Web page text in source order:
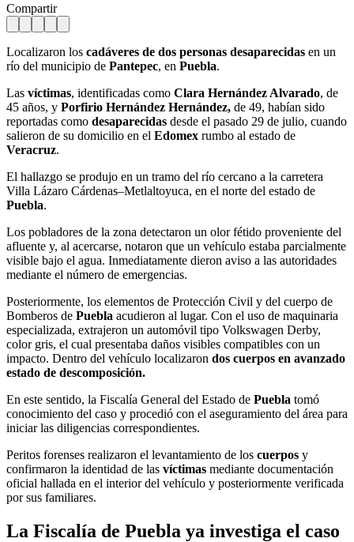
Compartir
Localizaron los cadáveres de dos personas desaparecidas en un
río del municipio de Pantepec, en Puebla.
Las víctimas, identificadas como Clara Hernández Alvarado, de
45 años, y Porfirio Hernández Hernández, de 49, habían sido
reportadas como desaparecidas desde el pasado 29 de julio, cuando
salieron de su domicilio en el Edomex rumbo al estado de
Veracruz.
El hallazgo se produjo en un tramo del río cercano a la carretera
Villa Lázaro Cárdenas–Metlaltoyuca, en el norte del estado de
Puebla.
Los pobladores de la zona detectaron un olor fétido proveniente del
afluente y, al acercarse, notaron que un vehículo estaba parcialmente
visible bajo el agua. Inmediatamente dieron aviso a las autoridades
mediante el número de emergencias.
Posteriormente, los elementos de Protección Civil y del cuerpo de
Bomberos de Puebla acudieron al lugar. Con el uso de maquinaria
especializada, extrajeron un automóvil tipo Volkswagen Derby,
color gris, el cual presentaba daños visibles compatibles con un
impacto. Dentro del vehículo localizaron dos cuerpos en avanzado
estado de descomposición.
En este sentido, la Fiscalía General del Estado de Puebla tomó
conocimiento del caso y procedió con el aseguramiento del área para
iniciar las diligencias correspondientes.
Peritos forenses realizaron el levantamiento de los cuerpos y
confirmaron la identidad de las víctimas mediante documentación
oficial hallada en el interior del vehículo y posteriormente verificada
por sus familiares.
La Fiscalía de Puebla ya investiga el caso